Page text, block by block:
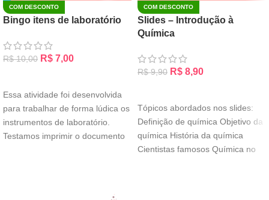
COM DESCONTO
Bingo itens de laboratório
R$10,00 R$ 7,00
Essa atividade foi desenvolvida
para trabalhar de forma lúdica os
instrumentos de laboratório.
Testamos imprimir o documento
COM DESCONTO
Slides – Introdução à
Química
R$9,90 R$ 8,90
Tópicos abordados nos slides:
Definição de química Objetivo da
química História da química
Cientistas famosos Química no